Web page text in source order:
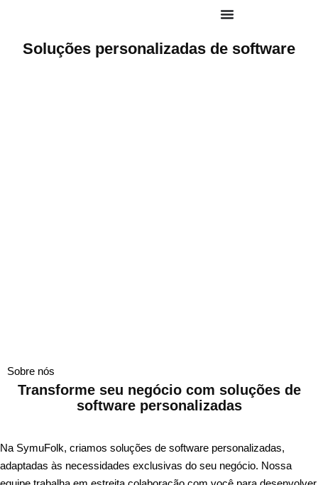
Soluções personalizadas de software
Sobre nós
Transforme seu negócio com soluções de
software personalizadas
Na SymuFolk, criamos soluções de software personalizadas,
adaptadas às necessidades exclusivas do seu negócio. Nossa